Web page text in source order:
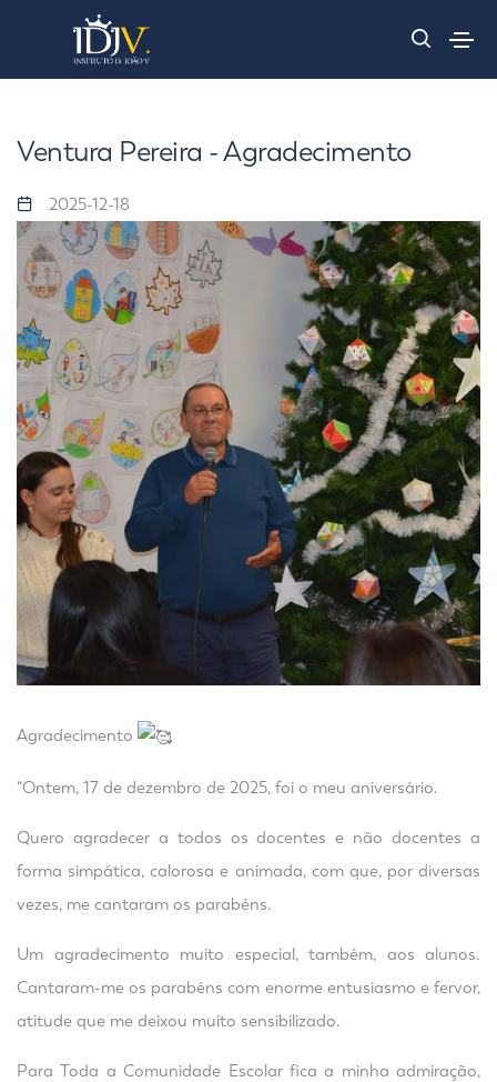
Ventura Pereira - Agradecimento
2025-12-18
Agradecimento
“Ontem, 17 de dezembro de 2025, foi o meu aniversário.
Quero agradecer a todos os docentes e não docentes a
forma simpática, calorosa e animada, com que, por diversas
vezes, me cantaram os parabéns.
Um agradecimento muito especial, também, aos alunos.
Cantaram-me os parabéns com enorme entusiasmo e fervor,
atitude que me deixou muito sensibilizado.
Para Toda a Comunidade Escolar fica a minha admiração,